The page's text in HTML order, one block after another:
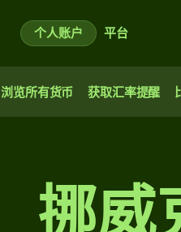
个人账户 平台
浏览所有货币 获取汇率提醒
挪威